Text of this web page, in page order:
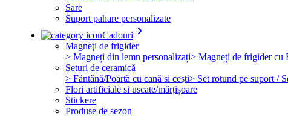
Sare
Suport pahare personalizate
Cadouri keyboard_arrow_right
Magneţi de frigider
> Magneți din lemn personalizați> Magneți de frigider cu
Seturi de ceramică
> Fântână/Poartă cu cană si cești> Set rotund pe suport /
Flori artificiale si uscate/mărțișoare
Stickere
Produse de sezon